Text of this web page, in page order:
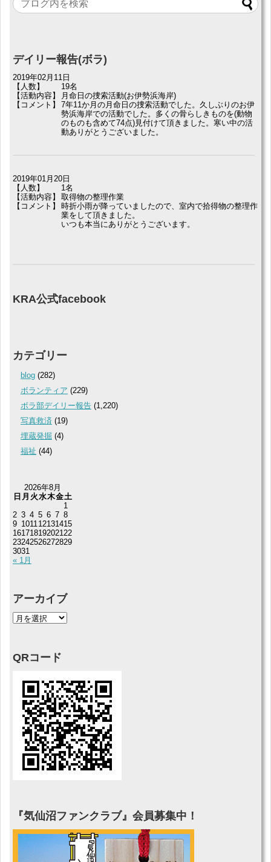
デイリー報告(ボラ)
2019年02月11日
【人数】
19名
【活動内容】
月命日の捜索活動(お伊勢浜海岸)
【コメント】
7年11か月の月命日の捜索活動でした。久しぶりのお伊
勢浜海岸での活動でした。多くの骨らしきものを(動物
のものも含めて74点)見付けて頂きました。寒い中の活
動ありがとうございました。
2019年01月20日
【人数】
1名
【活動内容】
取得物の整理作業
【コメント】
時折小雨が降っていましたので、室内で拾得物の整理作
業をして頂きました。
いつも本当にありがとうございます。
KRA公式facebook
カテゴリー
blog (282)
ボランティア (229)
ボラ部デイリー報告 (1,220)
写真救済 (19)
埋蔵発掘 (4)
福祉 (44)
2026年8月
日 月 火水木金土
« 1月
1
2 3 4 5 6 7 8
9 1011 12131415
161718192021 22
23242526272829
3031
アーカイブ
QRコード
『気仙沼ファンクラブ』会員募集中！